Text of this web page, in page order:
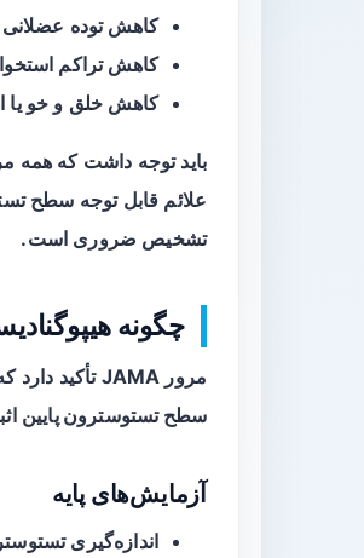
کاهش توده
کاهش تراکم
کاهش خلق و خو یا
باید توجه داشت که همه
علائم قابل توجه سطح
تشخیص ضروری است.
چگونه
مرور JAMA تأکید دارد که تشخیص هیپوگنادیسم باید بر دو رکن استوار باشد:
سطح تستوسترون پایین
آزمایش‌های پایه
اندازه‌گیری